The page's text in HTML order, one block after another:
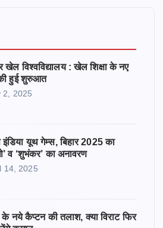
खेल विश्वविद्यालय : खेल शिक्षा के नए
हुई शुरुआत
2, 2025
यूथ गेम्स, बिहार 2025 का
व ‘शुभंकर’ का अनावरण
14, 2025
नये कैप्टन की तलाश, क्या विराट फिर